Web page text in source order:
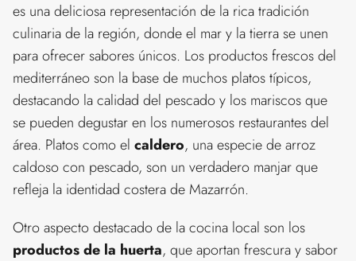
es una deliciosa representación de la rica tradición
culinaria de la región, donde el mar y la tierra se unen
para ofrecer sabores únicos. Los productos frescos del
mediterráneo son la base de muchos platos típicos,
destacando la calidad del pescado y los mariscos que
se pueden degustar en los numerosos restaurantes del
área. Platos como el caldero, una especie de arroz
caldoso con pescado, son un verdadero manjar que
refleja la identidad costera de Mazarrón.
Otro aspecto destacado de la cocina local son los
productos de la huerta, que aportan frescura y sabor